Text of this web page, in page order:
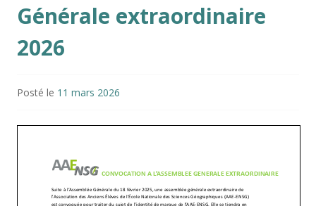
Générale extraordinaire
2026
Posté le 11 mars 2026